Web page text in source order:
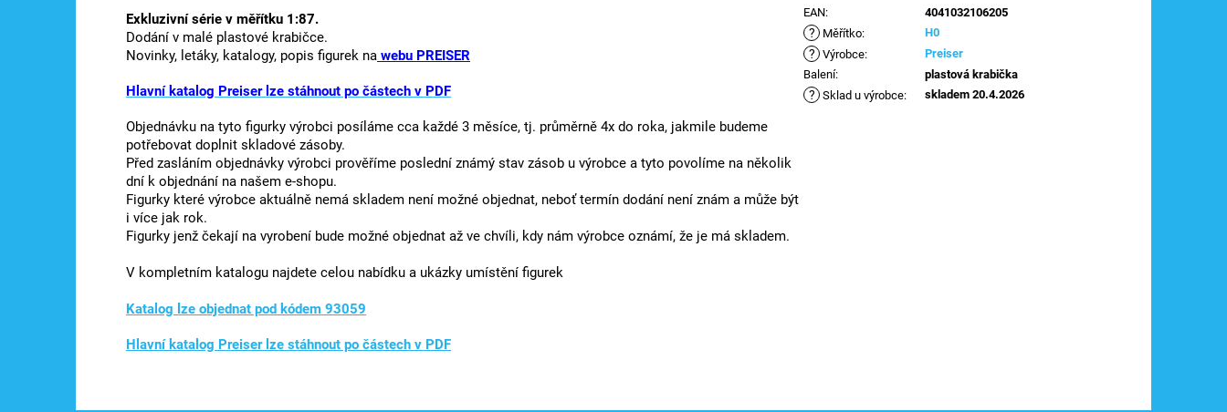
Exkluzivní série v měřítku 1:87.
Dodání v malé plastové krabičce.
Novinky, letáky, katalogy, popis figurek na webu PREISER
Hlavní katalog Preiser lze stáhnout po částech v PDF
Objednávku na tyto figurky výrobci posíláme cca každé 3 měsíce, tj. průměrně 4x do roka, jakmile budeme
potřebovat doplnit skladové zásoby.
Před zasláním objednávky výrobci prověříme poslední známý stav zásob u výrobce a tyto povolíme na několik
dní k objednání na našem e-shopu.
Figurky které výrobce aktuálně nemá skladem není možné objednat, neboť termín dodání není znám a může být
i více jak rok.
Figurky jenž čekají na vyrobení bude možné objednat až ve chvíli, kdy nám výrobce oznámí, že je má skladem.
V kompletním katalogu najdete celou nabídku a ukázky umístění figurek
Katalog lze objednat pod kódem 93059
Hlavní katalog Preiser lze stáhnout po částech v PDF
EAN: 4041032106205
? Měřítko: H0
? Výrobce:
Preiser
Balení: plastová krabička
? Sklad u výrobce: skladem 20.4.2026